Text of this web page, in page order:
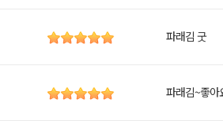
파래김 굿
파래김~좋